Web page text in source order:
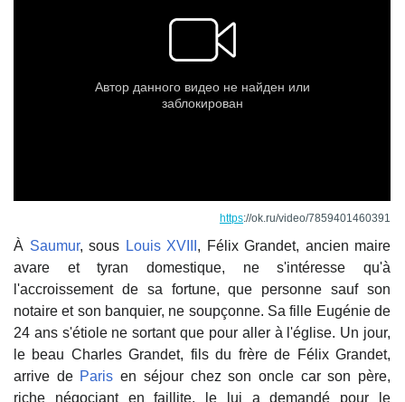
https://ok.ru/video/7859401460391
À Saumur, sous Louis XVIII , Félix Grandet, ancien maire
avare et tyran domestique, ne s'intéresse qu'à
l'accroissement de sa fortune, que personne sauf son
notaire et son banquier, ne soupçonne. Sa fille Eugénie de
24 ans s'étiole ne sortant que pour aller à l'église. Un jour,
le beau Charles Grandet, fils du frère de Félix Grandet,
arrive de Paris en séjour chez son oncle car son père,
riche négociant en faillite, le lui a demandé pour le